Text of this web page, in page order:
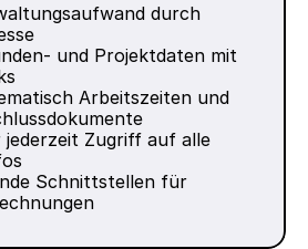
durch
und Projektdaten mit
Arbeitszeiten und
jederzeit Zugriff auf alle
Schnittstellen für